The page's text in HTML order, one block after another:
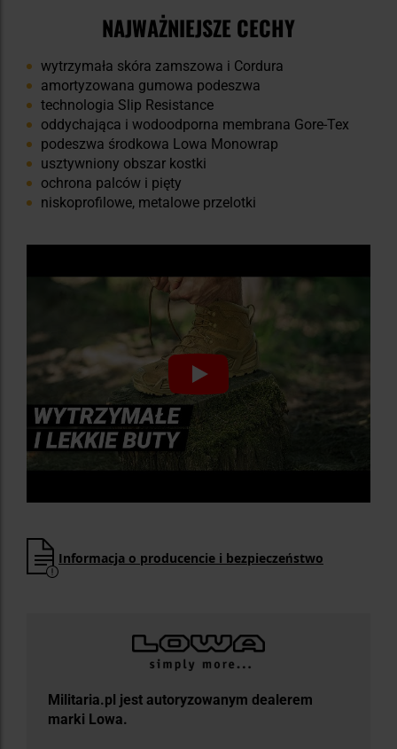
NAJWAŻNIEJSZE CECHY
wytrzymała skóra zamszowa i Cordura
amortyzowana gumowa podeszwa
technologia Slip Resistance
oddychająca i wodoodporna membrana Gore-Tex
podeszwa środkowa Lowa Monowrap
usztywniony obszar kostki
ochrona palców i pięty
niskoprofilowe, metalowe przelotki
Informacja o producencie i bezpieczeństwo
Militaria.pl jest autoryzowanym dealerem
marki Lowa.